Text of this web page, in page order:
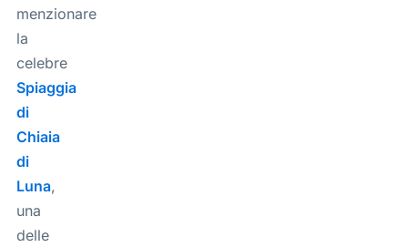
menzionare
la
celebre
Spiaggia
di
Chiaia
di
Luna,
una
delle